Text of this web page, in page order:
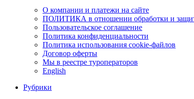
О компании и платежи на сайте
ПОЛИТИКА в отношении обработки и
Пользовательское соглашение
Политика конфиденциальности
Политика использования cookie-файлов
Договор оферты
Мы в реестре туроператоров
English
Рубрики